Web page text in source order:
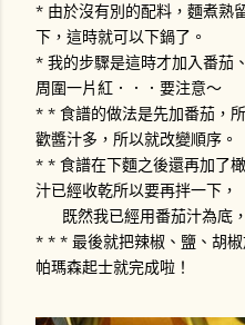
* 由於沒有別的配料，麵煮熟
下，這時就可以下鍋了。
* 我的步驟是這時才加入番茄
周圍一片紅．．．要注意～
* * 食譜的做法是先加番茄，
歡醬汁多，所以就改變順序。
* * 食譜在下麵之後還再加了
汁已經收乾所以要再拌一下，
既然我已經用番茄汁為底，
* * * 最後就把辣椒、鹽、胡
帕瑪森起士就完成啦！